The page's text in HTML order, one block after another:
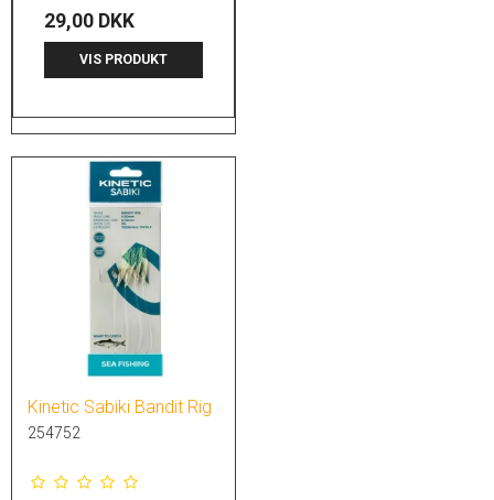
29,00 DKK
VIS PRODUKT
Kinetic Sabiki Bandit Rig
254752